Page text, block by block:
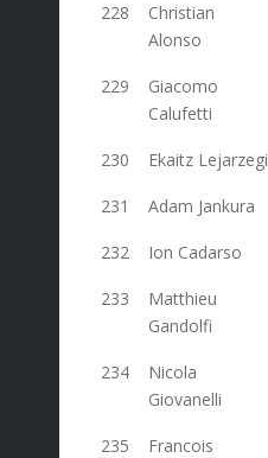
228
Christian
Alonso
229
Giacomo
Calufetti
230 Ekaitz Lejarzegi
231 Adam Jankura
232 Ion Cadarso
233
Matthieu
Gandolfi
234
Nicola
Giovanelli
235
Francois